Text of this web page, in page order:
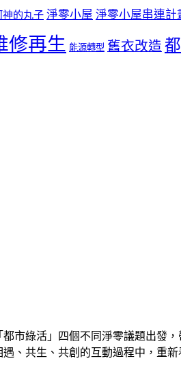
神的丸子 淨零小屋 淨零小屋串連計
修再生 能源轉型 舊衣改造
市綠活」四個不同淨零議題出發
、共生、共創的互動過程中，重新